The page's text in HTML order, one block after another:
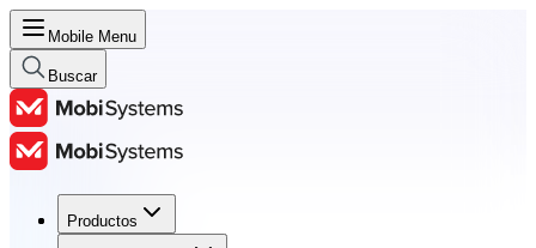
Mobile Menu
Buscar
Productos
Productos